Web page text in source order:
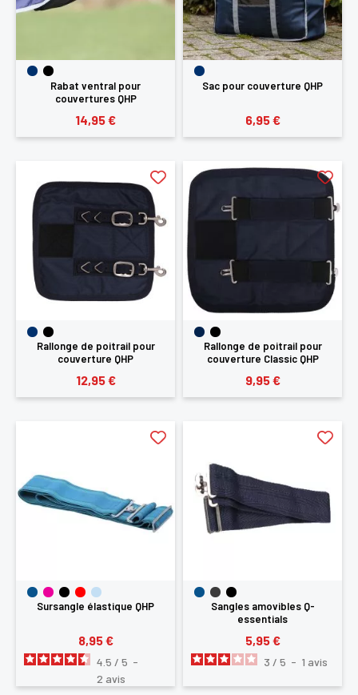
Rabat ventral pour
couvertures QHP
14,95 €
Sac pour couverture QHP
6,95 €
Rallonge de poitrail pour
couverture QHP
12,95 €
Rallonge de poitrail pour
couverture Classic QHP
9,95 €
Sursangle élastique QHP
8,95 €
4.5 / 5 -
2 avis
Sangles amovibles Q-
essentials
5,95 €
3 / 5 - 1 avis
Vous devez être connecté pour enregistrer des
produits dans votre liste d'envie
CONNECTER